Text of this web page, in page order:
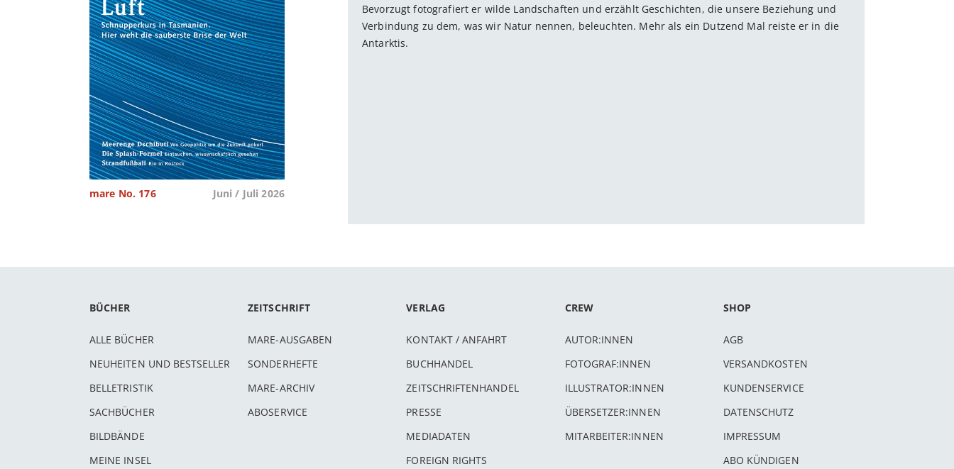
mare No. 176 Juni / Juli 2026
Bevorzugt ­fotografiert er wilde Landschaften und erzählt ­Geschichten, die unsere Beziehung und
Verbindung zu dem, was wir Natur nennen, beleuchten. Mehr als ein Dutzend Mal reiste er in die
Antarktis.
BÜCHER
ALLE BÜCHER
NEUHEITEN UND BESTSELLER
BELLETRISTIK
SACHBÜCHER
BILDBÄNDE
MEINE INSEL
ZEITSCHRIFT
MARE-AUSGABEN
SONDERHEFTE
MARE-ARCHIV
ABOSERVICE
VERLAG
KONTAKT / ANFAHRT
BUCHHANDEL
ZEITSCHRIFTENHANDEL
PRESSE
MEDIADATEN
FOREIGN RIGHTS
CREW
AUTOR:INNEN
FOTOGRAF:INNEN
ILLUSTRATOR:INNEN
ÜBERSETZER:INNEN
MITARBEITER:INNEN
SHOP
AGB
VERSANDKOSTEN
KUNDENSERVICE
DATENSCHUTZ
IMPRESSUM
ABO KÜNDIGEN